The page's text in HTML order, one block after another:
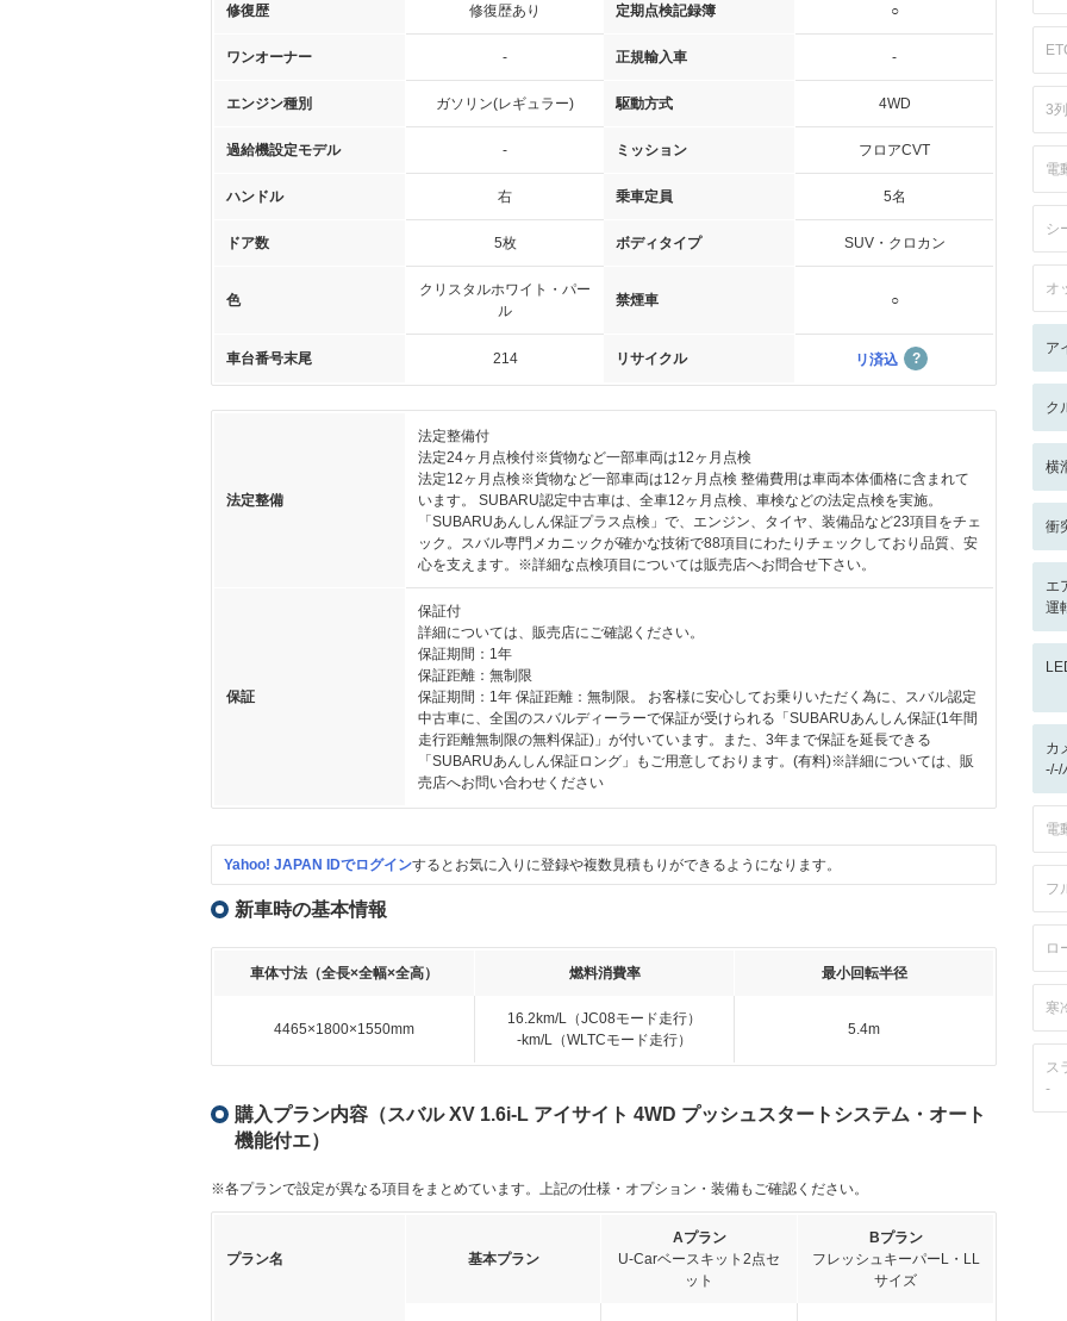
修復歴 修復歴あり 定期点検記録簿 ○
ワンオーナー - 正規輸入車 -
エンジン種別 ガソリン(レギュラー) 駆動方式 4WD
過給機設定モデル - ミッション フロアCVT
ハンドル 右 乗車定員 5名
ドア数 5枚 ボディタイプ SUV・クロカン
色
クリスタルホワイト・パー
ル
禁煙車 ○
車台番号末尾 214 リサイクル リ済込
法定整備
法定整備付
法定24ヶ月点検付※貨物など一部車両は12ヶ月点検
法定12ヶ月点検※貨物など一部車両は12ヶ月点検 整備費用は車両本体価格に含まれて
います。 SUBARU認定中古車は、全車12ヶ月点検、車検などの法定点検を実施。
「SUBARUあんしん保証プラス点検」で、エンジン、タイヤ、装備品など23項目をチェ
ック。スバル専門メカニックが確かな技術で88項目にわたりチェックしており品質、安
心を支えます。※詳細な点検項目については販売店へお問合せ下さい。
保証
保証付
詳細については、販売店にご確認ください。
保証期間：1年
保証距離：無制限
保証期間：1年 保証距離：無制限。 お客様に安心してお乗りいただく為に、スバル認定
中古車に、全国のスバルディーラーで保証が受けられる「SUBARUあんしん保証(1年間
走行距離無制限の無料保証)」が付いています。また、3年まで保証を延長できる
「SUBARUあんしん保証ロング」もご用意しております。(有料)※詳細については、販
売店へお問い合わせください
Yahoo! JAPAN IDでログインするとお気に入りに登録や複数見積もりができるようになります。
新車時の基本情報
車体寸法（全長×全幅×全高） 燃料消費率 最小回転半径
4465×1800×1550mm
16.2km/L（JC08モード走行）
-km/L（WLTCモード走行）
5.4m
購入プラン内容（スバル XV 1.6i-L アイサイト 4WD プッシュスタートシステム・オート
機能付エ）
※各プランで設定が異なる項目をまとめています。上記の仕様・オプション・装備もご確認ください。
プラン名 基本プラン
Aプラン
U-Carベースキット2点セ
ット
Bプラン
フレッシュキーパーL・LL
サイズ
3
電
シ
オ
ア
ク
横
衝
エ
運
カ
-/-/
電
フ
ロ
寒
ス
-